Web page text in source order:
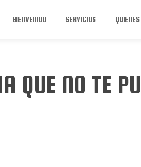
BIENVENIDO SERVICIOS
QUE NO TE